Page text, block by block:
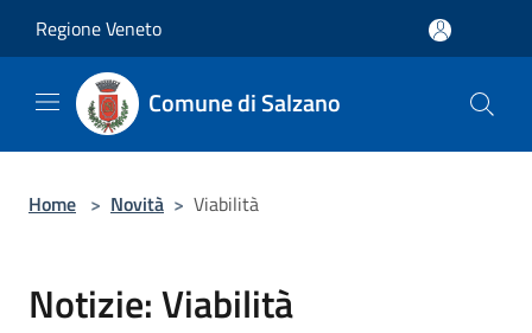
Regione Veneto
Comune di Salzano
Home > Novità > Viabilità
Notizie: Viabilità